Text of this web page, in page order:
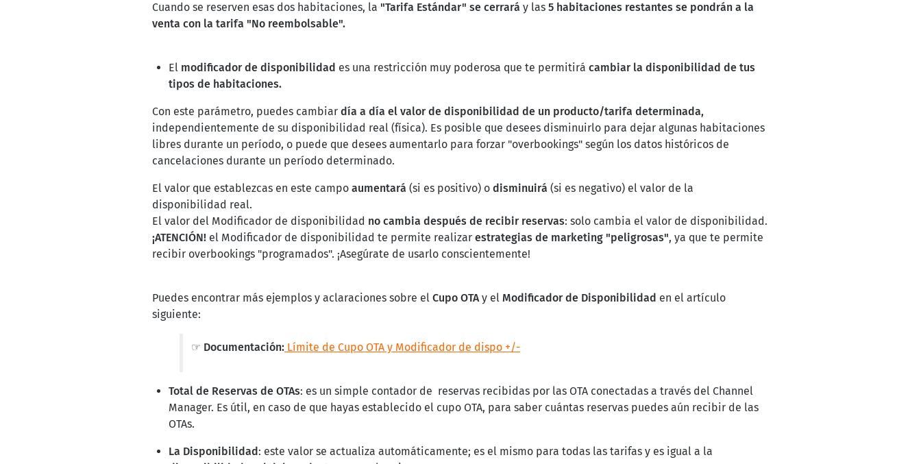
Cuando se reserven esas dos habitaciones, la "Tarifa Estándar" se cerrará y las 5 habitaciones restantes se pondrán a la
venta con la tarifa "No reembolsable".
El modificador de disponibilidad es una restricción muy poderosa que te permitirá cambiar la disponibilidad de tus
tipos de habitaciones.
Con este parámetro, puedes cambiar día a día el valor de disponibilidad de un producto/tarifa determinada,
independientemente de su disponibilidad real (física). Es posible que desees disminuirlo para dejar algunas habitaciones
libres durante un período, o puede que desees aumentarlo para forzar "overbookings" según los datos históricos de
cancelaciones durante un período determinado.
El valor que establezcas en este campo aumentará (si es positivo) o disminuirá (si es negativo) el valor de la
disponibilidad real.
El valor del Modificador de disponibilidad no cambia después de recibir reservas: solo cambia el valor de disponibilidad.
¡ATENCIÓN! el Modificador de disponibilidad te permite realizar estrategias de marketing "peligrosas", ya que te permite
recibir overbookings "programados". ¡Asegúrate de usarlo conscientemente!
Puedes encontrar más ejemplos y aclaraciones sobre el Cupo OTAy el Modificador de Disponibilidad en el artículo
siguiente:
☞ Documentación: Límite de Cupo OTA y Modificador de dispo +/-
Total de Reservas de OTAs: es un simple contador de reservas recibidas por las OTA conectadas a través del Channel
Manager. Es útil, en caso de que hayas establecido el cupo OTA, para saber cuántas reservas puedes aún recibir de las
OTAs.
La Disponibilidad : este valor se actualiza automáticamente; es el mismo para todas las tarifas y es igual a la